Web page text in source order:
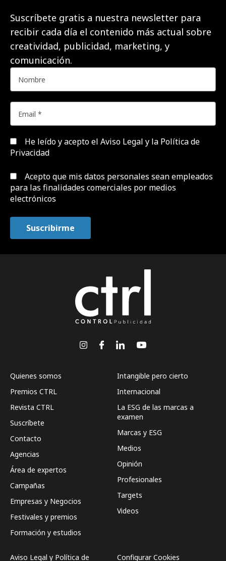
Suscríbete gratis a nuestra newsletter para
recibir cada día el contenido más actual sobre
creatividad, publicidad, marketing, y
comunicación.
He leído y acepto el Aviso Legal y la Política de
Privacidad
Acepto que mis datos personales sean empleados
para las finalidades comerciales por medios
electrónicos
Quienes somos
Premios CTRL
Revista CTRL
Suscríbete
Contacto
Agencias
Área de expertos
Campañas
Empresas y Negocios
Festivales y premios
Formación y estudios
Intangible pero cierto
Internacional
La ESG de las marcas a
examen
Marcas y ESG
Medios
Opinión
Profesionales
Targets
Videos
Aviso Legal y Política de Configurar Cookies